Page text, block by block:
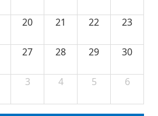
20 21 22 23
27 28 29 30
3 4 5 6